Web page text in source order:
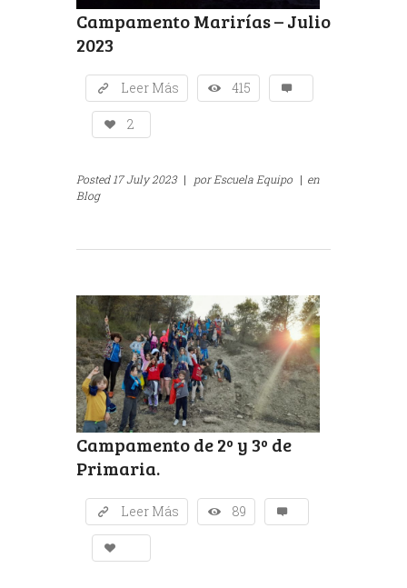
Campamento Marirías – Julio
2023
Leer Más 415
2
Posted 17 July 2023 | porEscuela Equipo | en
Blog
Campamento de 2º y 3º de
Primaria.
Leer Más 89